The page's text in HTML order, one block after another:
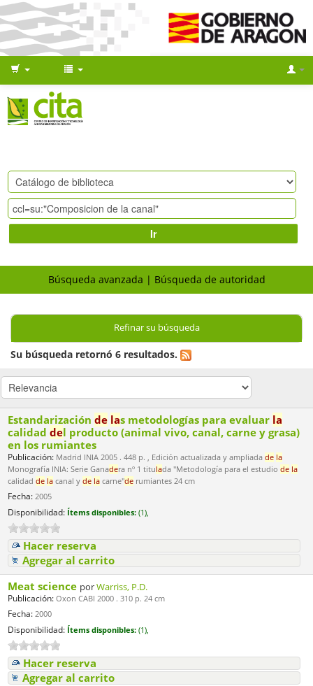
Ir
Búsqueda avanzada Búsqueda de autoridad
Refinar su búsqueda
Su búsqueda retornó 6 resultados.
Estandarizaciónde las metodologías para evaluar la
calidaddel producto (animal vivo, canal, carne y grasa)
en los rumiantes
Publicación: Madrid INIA 2005 . 448 p. , Edición actualizada y ampliadade la
Monografía INIA: Serie Ganadera nº 1 titulada "Metodología para el estudiode la
calidadde la canal yde la carne"de rumiantes 24 cm
Fecha: 2005
Disponibilidad: Ítems disponibles: (1),
Hacer reserva
Agregar al carrito
Meat science porWarriss, P.D.
Publicación: Oxon CABI 2000 . 310 p. 24 cm
Fecha: 2000
Disponibilidad: Ítems disponibles: (1),
Hacer reserva
Agregar al carrito